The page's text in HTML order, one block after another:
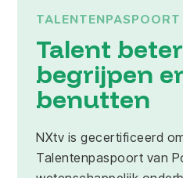
TALENTENPASPOORT
Talent beter
begrijpen
benutten
NXtv is gecertificeerd
Talentenpaspoort van